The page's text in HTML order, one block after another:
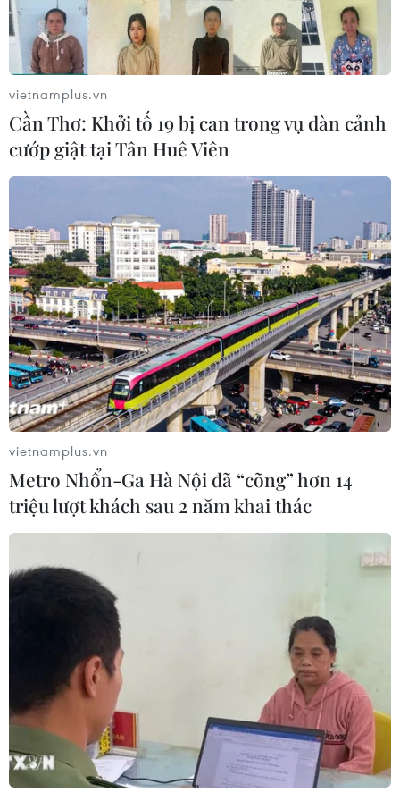
#COVID-19 #Biến thể Delta #Vaccine
#Tiêm chủng
#Ca mắc mới
Trung Quốc
Theo dõi VietnamPlus
TIN LIÊN QUAN
Dịch COVID-19: Số ca mắc mới và tử vong
tại Đông Nam Á đang tăng cao
08/08/2021 01:19
vietnamplus.vn
Cần Thơ: Khởi tố 19 bị can trong vụ dàn cảnh
cướp giật tại Tân Huê Viên
vietnamplus.vn
Metro Nhổn-Ga Hà Nội đã “cõng” hơn 14
triệu lượt khách sau 2 năm khai thác